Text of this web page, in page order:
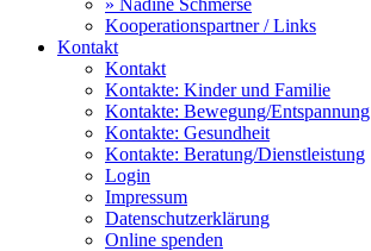
» Nadine Schmerse
Kooperationspartner / Links
Kontakt
Kontakt
Kontakte: Kinder und Familie
Kontakte: Bewegung/Entspannung
Kontakte: Gesundheit
Kontakte: Beratung/Dienstleistung
Login
Impressum
Datenschutzerklärung
Online spenden